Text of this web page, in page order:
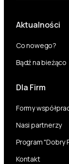
Aktualności
Co nowego?
Bądź na bieżąco
Dla Firm
Formy
Nasi partnerzy
Program "Dobry
Kontakt